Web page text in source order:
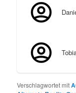
Verschlagwortet mit